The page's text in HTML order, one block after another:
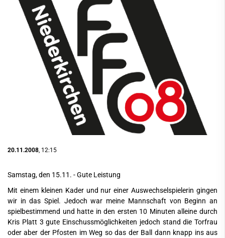
20.11.2008 , 12:15
Samstag, den 15.11. - Gute Leistung
Mit einem kleinen Kader und nur einer Auswechselspielerin gingen
wir in das Spiel. Jedoch war meine Mannschaft von Beginn an
spielbestimmend und hatte in den ersten 10 Minuten alleine durch
Kris Platt 3 gute Einschussmöglichkeiten jedoch stand die Torfrau
oder aber der Pfosten im Weg so das der Ball dann knapp ins aus